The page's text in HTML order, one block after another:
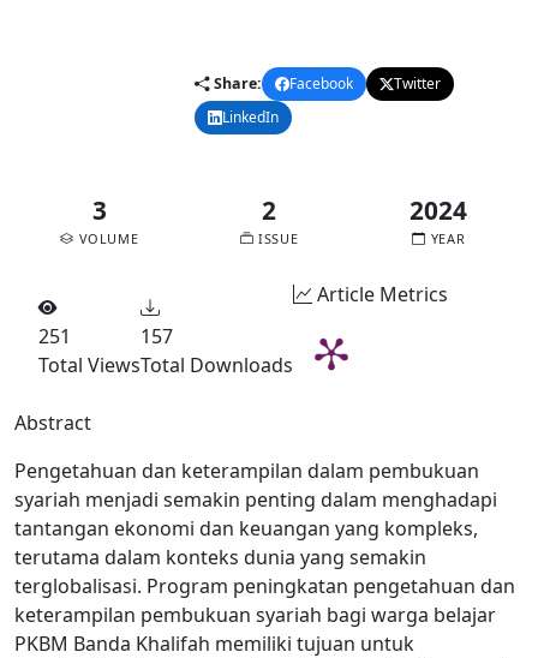
Share: Facebook
Twitter
LinkedIn
3
VOLUME
2
ISSUE
2024
YEAR
251
Total Views
157
Total Downloads
Article Metrics
Abstract
Pengetahuan dan keterampilan dalam pembukuan
syariah menjadi semakin penting dalam menghadapi
tantangan ekonomi dan keuangan yang kompleks,
terutama dalam konteks dunia yang semakin
terglobalisasi. Program peningkatan pengetahuan dan
keterampilan pembukuan syariah bagi warga belajar
PKBM Banda Khalifah memiliki tujuan untuk